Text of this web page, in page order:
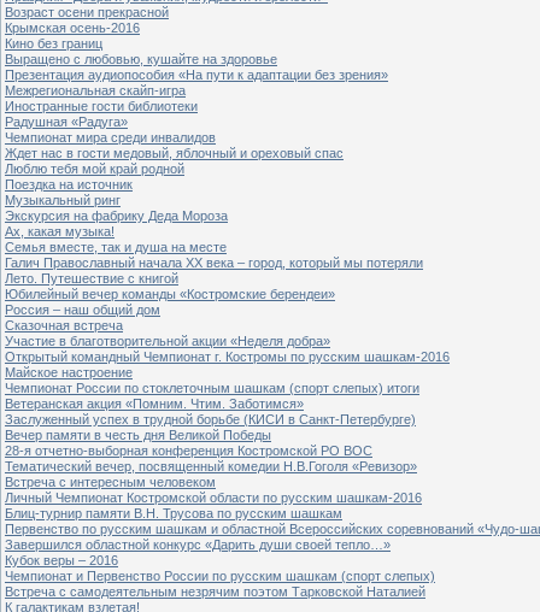
Возраст осени прекрасной
Крымская осень-2016
Кино без границ
Выращено с любовью, кушайте на здоровье
Презентация аудиопособия «На пути к адаптации без зрения»
Межрегиональная скайп-игра
Иностранные гости библиотеки
Радушная «Радуга»
Чемпионат мира среди инвалидов
Ждет нас в гости медовый, яблочный и ореховый спас
Люблю тебя мой край родной
Поездка на источник
Музыкальный ринг
Экскурсия на фабрику Деда Мороза
Ах, какая музыка!
Семья вместе, так и душа на месте
Галич Православный начала ХХ века – город, который мы потеряли
Лето. Путешествие с книгой
Юбилейный вечер команды «Костромские берендеи»
Россия – наш общий дом
Сказочная встреча
Участие в благотворительной акции «Неделя добра»
Открытый командный Чемпионат г. Костромы по русским шашкам-2016
Майское настроение
Чемпионат России по стоклеточным шашкам (спорт слепых) итоги
Ветеранская акция «Помним. Чтим. Заботимся»
Заслуженный успех в трудной борьбе (КИСИ в Санкт-Петербурге)
Вечер памяти в честь дня Великой Победы
28-я отчетно-выборная конференция Костромской РО ВОС
Тематический вечер, посвященный комедии Н.В.Гоголя «Ревизор»
Встреча с интересным человеком
Личный Чемпионат Костромской области по русским шашкам-2016
Блиц-турнир памяти В.Н. Трусова по русским шашкам
Первенство по русским шашкам и областной Всероссийских соревнований «Чудо-
Завершился областной конкурс «Дарить души своей тепло…»
Кубок веры – 2016
Чемпионат и Первенство России по русским шашкам (спорт слепых)
Встреча с самодеятельным незрячим поэтом Тарковской Наталией
К галактикам взлетая!